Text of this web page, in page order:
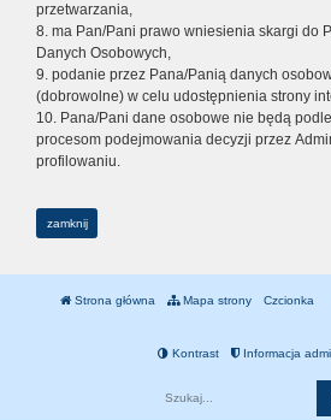
przetwarzania,
8. ma Pan/Pani prawo wniesienia skargi do
Danych Osobowych,
9. podanie przez Pana/Panią danych
(dobrowolne) w celu udostępnienia strony
10. Pana/Pani dane osobowe nie będą
procesom podejmowania decyzji przez
profilowaniu.
zamknij
Strona główna Mapa strony Czcionka
Kontrast Informacja